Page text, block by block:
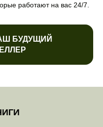
работают на вас 24/7.
БУДУЩИЙ